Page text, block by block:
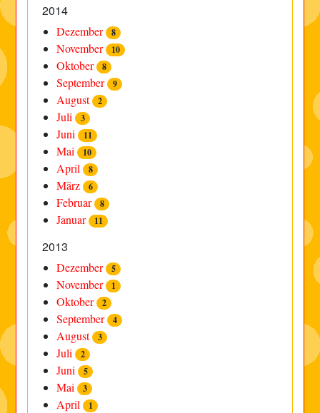
2014
Dezember 8
November 10
Oktober 8
September 9
August 2
Juli 3
Juni 11
Mai 10
April 8
März 6
Februar 8
Januar 11
2013
Dezember 5
November 1
Oktober 2
September 4
August 3
Juli 2
Juni 5
Mai 3
April 1